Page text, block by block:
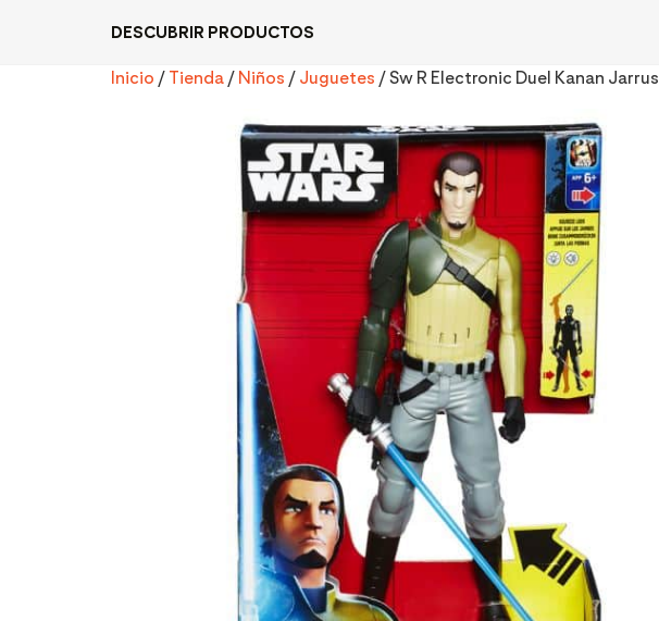
DESCUBRIR PRODUCTOS
Inicio / Tienda / Niños / Juguetes / Sw R Electronic Duel Kanan Jarrus